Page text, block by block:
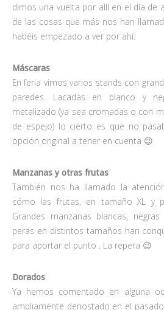
dimos una vuelta por allí en el día de
de las cosas que más nos han
habéis empezado a ver por ahí:
Máscaras
En feria vimos varios stands con
paredes. Lacadas en blanco y
metalizado (ya sea cromadas o con
de espejo) lo cierto es que no
opción original a tener en cuenta 😉
Manzanas y otras frutas
También nos ha llamado la
cómo las frutas, en tamaño XL y
Grandes manzanas blancas,
peras en distintos tamaños han
para aportar el punto . La repera 😉
Dorados
Ya hemos comentado en alguna
ampliamente denostado en el